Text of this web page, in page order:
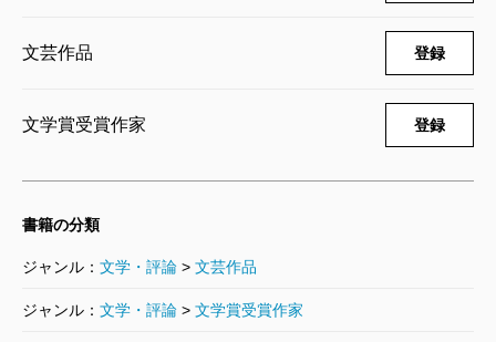
文芸作品 登録
文学賞受賞作家 登録
書籍の分類
ジャンル： 文学・評論 > 文芸作品
ジャンル： 文学・評論 > 文学賞受賞作家